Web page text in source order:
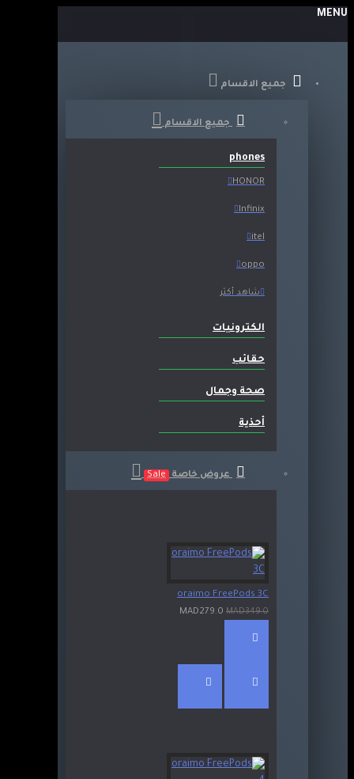
MENU
جميع الاقسام
جميع الاقسام
phones
HONOR
Infinix
itel
oppo
شاهد أكثر
الكترونيات
حقائب
صحة وجمال
أحذية
عروض خاصة Sale
oraimo FreePods 3C
MAD279.0 MAD349.0